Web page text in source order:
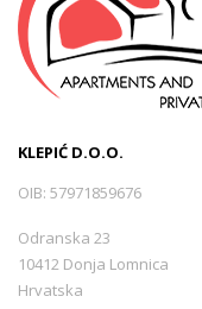
KLEPIĆ D.O.O.
OIB: 57971859676
Odranska 23
10412 Donja Lomnica
Hrvatska